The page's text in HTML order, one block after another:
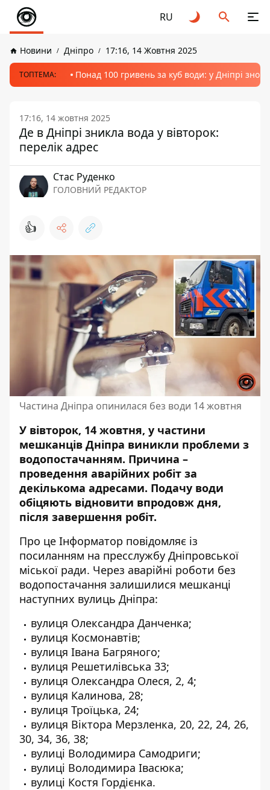
RU
Новини Дніпро 17:16, 14 Жовтня 2025
ТОПТЕМА: Понад 100 гривень за куб води: у Дніпрі
17:16, 14 жовтня 2025
Де в Дніпрі зникла вода у вівторок:
перелік адрес
Стас Руденко
ГОЛОВНИЙ РЕДАКТОР
👍
Частина Дніпра опинилася без води 14 жовтня
У вівторок, 14 жовтня, у частини
мешканців Дніпра виникли проблеми з
водопостачанням. Причина –
проведення аварійних робіт за
декількома адресами. Подачу води
обіцяють відновити впродовж дня,
після завершення робіт.
Про це Інформатор повідомляє із
посиланням на пресслужбу Дніпровської
міської ради. Через аварійні роботи без
водопостачання залишилися мешканці
наступних вулиць Дніпра:
вулиця Олександра Данченка;
вулиця Космонавтів;
вулиця Івана Багряного;
вулиця Решетилівська 33;
вулиця Олександра Олеся, 2, 4;
вулиця Калинова, 28;
вулиця Троїцька, 24;
вулиця Віктора Мерзленка, 20, 22, 24, 26,
30, 34, 36, 38;
вулиці Володимира Самодриги;
вулиці Володимира Івасюка;
вулиці Костя Гордієнка.